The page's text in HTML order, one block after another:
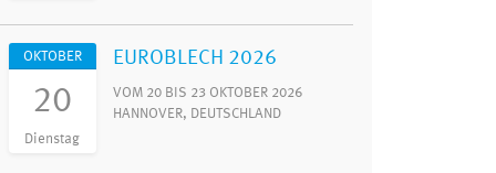
OKTOBER
20
Dienstag
EUROBLECH 2026
VOM 20 BIS 23 OKTOBER 2026
HANNOVER, DEUTSCHLAND